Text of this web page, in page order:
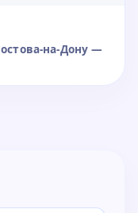
на-Дону —